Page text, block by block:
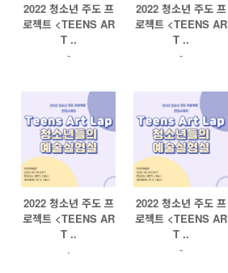
2022 청소년 주도 프
로젝트 <TEENS AR
T ..
-
2022 청소년 주도 프
로젝트 <TEENS AR
T ..
-
2022 청소년 주도 프
로젝트 <TEENS AR
T ..
.
2022 청소년 주도 프
로젝트 <TEENS AR
T ..
-